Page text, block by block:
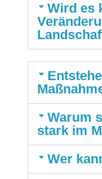
Wird es
Warum
stark im
Wer